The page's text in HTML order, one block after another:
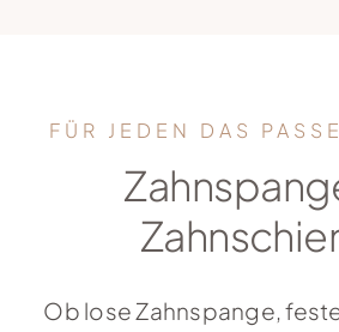
FÜR JEDEN DAS
Ob lose Zahnspange,